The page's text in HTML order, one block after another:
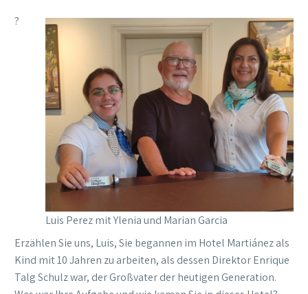
Luis Perez mit Ylenia und Marian Garcia
?
Erzählen Sie uns, Luis, Sie begannen im Hotel Martiánez als
Kind mit 10 Jahren zu arbeiten, als dessen Direktor Enrique
Talg Schulz war, der Großvater der heutigen Generation.